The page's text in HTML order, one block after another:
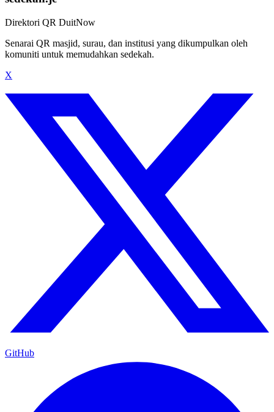
Direktori QR DuitNow
Senarai QR masjid, surau, dan institusi yang dikumpulkan oleh
komuniti untuk memudahkan sedekah.
X
GitHub